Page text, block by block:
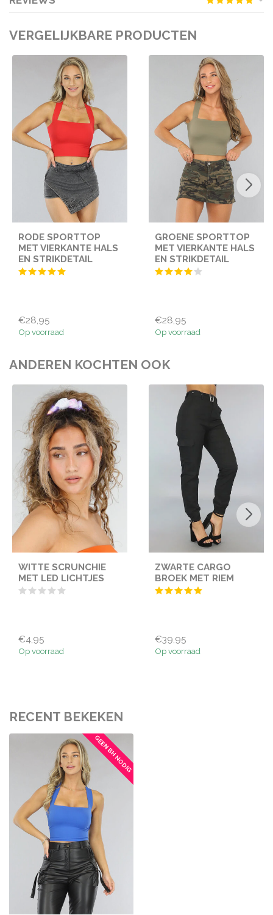
VERGELIJKBARE PRODUCTEN
RODE SPORTTOP
MET VIERKANTE HALS
EN STRIKDETAIL
€28,95
Op voorraad
GROENE SPORTTOP
MET VIERKANTE HALS
EN STRIKDETAIL
€28,95
Op voorraad
ANDEREN KOCHTEN OOK
WITTE SCRUNCHIE
MET LED LICHTJES
€4,95
Op voorraad
ZWARTE CARGO
BROEK MET RIEM
€39,95
Op voorraad
RECENT BEKEKEN
GEEN BH NODIG